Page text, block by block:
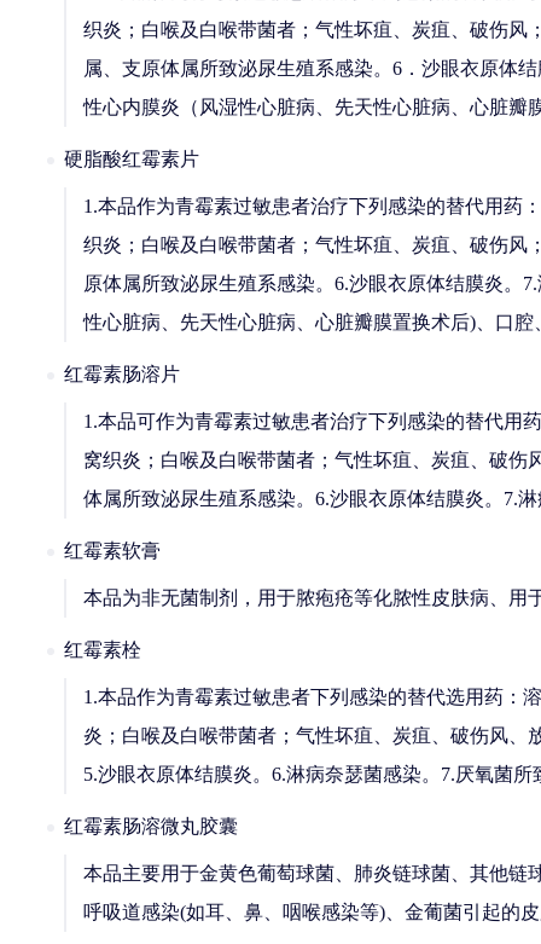
织炎；白喉及白喉带菌者；气性坏疽、炭疽、破伤风
属、支原体属所致泌尿生殖系感染。6．沙眼衣原体
性心内膜炎（风湿性心脏病、先天性心脏病、心脏
硬脂酸红霉素片
1.本品作为青霉素过敏患者治疗下列感染的替代用药
织炎；白喉及白喉带菌者；气性坏疽、炭疽、破伤风
原体属所致泌尿生殖系感染。6.沙眼衣原体结膜炎。
性心脏病、先天性心脏病、心脏瓣膜置换术后)、口
红霉素肠溶片
1.本品可作为青霉素过敏患者治疗下列感染的替代用
窝织炎；白喉及白喉带菌者；气性坏疽、炭疽、破伤
体属所致泌尿生殖系感染。6.沙眼衣原体结膜炎。7.
红霉素软膏
本品为非无菌制剂，用于脓疱疮等化脓性皮肤病、用
红霉素栓
1.本品作为青霉素过敏患者下列感染的替代选用药：
炎；白喉及白喉带菌者；气性坏疽、炭疽、破伤风、
5.沙眼衣原体结膜炎。6.淋病奈瑟菌感染。7.厌氧菌
红霉素肠溶微丸胶囊
本品主要用于金黄色葡萄球菌、肺炎链球菌、其他
呼吸道感染(如耳、鼻、咽喉感染等)、金葡菌引起的